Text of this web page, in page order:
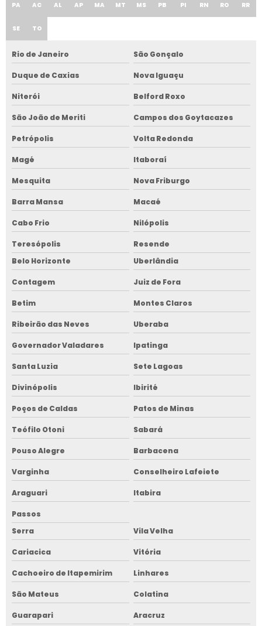
PA AC AL AP MA MT MS PB PI RN RO RR
SE TO
Rio de Janeiro São Gonçalo
Duque de Caxias Nova Iguaçu
Niterói Belford Roxo
São João de Meriti Campos dos Goytacazes
Petrópolis Volta Redonda
Magé Itaboraí
Mesquita Nova Friburgo
Barra Mansa Macaé
Cabo Frio Nilópolis
Teresópolis
Resende
Belo Horizonte
Uberlândia
Contagem Juiz de Fora
Betim Montes Claros
Ribeirão das Neves Uberaba
Governador Valadares Ipatinga
Santa Luzia Sete Lagoas
Divinópolis Ibirité
Poços de Caldas Patos de Minas
Teófilo Otoni Sabará
Pouso Alegre Barbacena
Varginha Conselheiro Lafeiete
Araguari Itabira
Passos
Serra
Vila Velha
Cariacica Vitória
Cachoeiro de Itapemirim Linhares
São Mateus Colatina
Guarapari Aracruz